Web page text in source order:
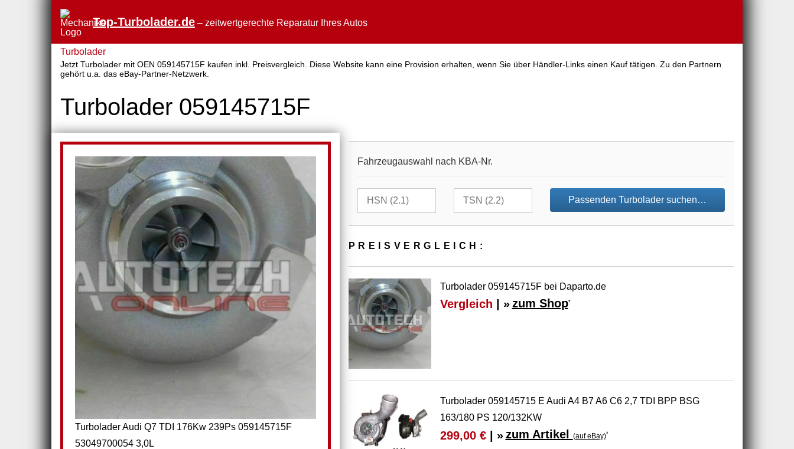
Top-Turbolader.de – zeitwertgerechte Reparatur Ihres Autos
Turbolader
Jetzt Turbolader mit OEN 059145715F kaufen inkl. Preisvergleich. Diese Website kann eine Provision erhalten, wenn Sie über Händler-Links einen Kauf tätigen. Zu den Partnern
gehört u.a. das eBay-Partner-Netzwerk.
Turbolader 059145715F
Turbolader Audi Q7 TDI 176Kw 239Ps 059145715F
53049700054 3,0L
Fahrzeugauswahl nach KBA-Nr.
Passenden Turbolader suchen…
PREIS­VER­GLEICH:
Turbolader 059145715F bei Daparto.de
Vergleich | » zum Shop*
Turbolader 059145715 E Audi A4 B7 A6 C6 2,7 TDI BPP BSG
163/180 PS 120/132KW
299,00 €| » zum Artikel (auf eBay)*